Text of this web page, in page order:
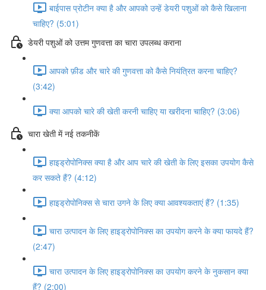
बाईपास प्रोटीन क्या है और आपको उन्हें डेयरी पशुओं को कैसे खिलाना
चाहिए? (5:01)
डेयरी पशुओं को उत्तम गुणवत्ता का चारा उपलब्ध कराना
आपको फ़ीड और चारे की गुणवत्ता को कैसे नियंत्रित करना चाहिए?
(3:42)
क्या आपको चारे की खेती करनी चाहिए या खरीदना चाहिए? (3:06)
चारा खेती में नई तकनीकें
हाइड्रोपोनिक्स क्या है और आप चारे की खेती के लिए इसका उपयोग कैसे
कर सकते हैं? (4:12)
हाइड्रोपोनिक्स से चारा उगने के लिए क्या आवश्यकताएं हैं? (1:35)
चारा उत्पादन के लिए हाइड्रोपोनिक्स का उपयोग करने के क्या फायदे हैं?
(2:47)
चारा उत्पादन के लिए हाइड्रोपोनिक्स का उपयोग करने के नुकसान क्या
हैं? (2:00)